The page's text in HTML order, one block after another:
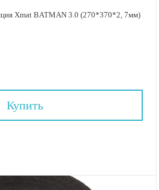
Xmat BATMAN 3.0 (270*370*2, 7мм)
Купить